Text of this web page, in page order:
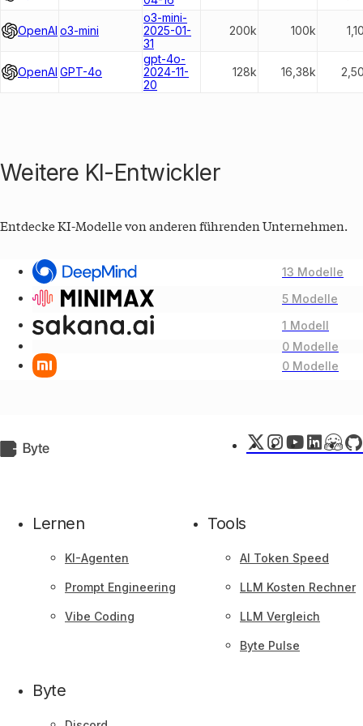
OpenAI o3-mini
o3-mini-
2025-01-
31
200k 100k
OpenAI GPT-4o
gpt-4o-
2024-11-
20
128k 16,38k
Weitere KI-Entwickler
Entdecke KI-Modelle von anderen führenden Unternehmen.
13 Modelle
5 Modelle
1 Modell
0 Modelle
0 Modelle
Byte.de
X Instagram
YouTube
LinkedIn
Face
Lernen
KI-Agenten
Prompt Engineering
Vibe Coding
Tools
AI Token Speed
LLM Kosten Rechner
LLM Vergleich
Byte Pulse
Byte